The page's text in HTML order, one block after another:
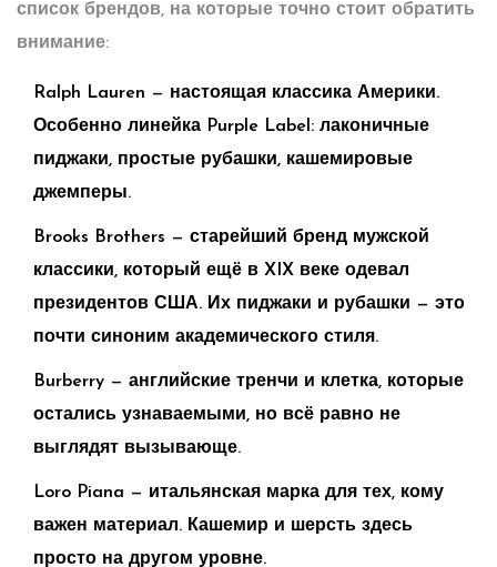
список брендов, на которые точно стоит обратить
внимание:
Ralph Lauren — настоящая классика Америки.
Особенно линейка Purple Label: лаконичные
пиджаки, простые рубашки, кашемировые
джемперы.
Brooks Brothers — старейший бренд мужской
классики, который ещё в XIX веке одевал
президентов США. Их пиджаки и рубашки — это
почти синоним академического стиля.
Burberry — английские тренчи и клетка, которые
остались узнаваемыми, но всё равно не
выглядят вызывающе.
Loro Piana — итальянская марка для тех, кому
важен материал. Кашемир и шерсть здесь
просто на другом уровне.